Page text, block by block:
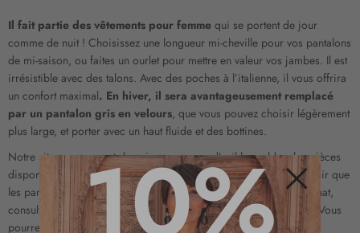
Il fait partie des vêtements pour femme qui se portent de jour
comme de nuit ! Choisissez une longueur mi-cheville pour vos pantalons
de mi-saison, ou faites un ourlet pour mettre en valeur vos jambes. Il est
irrésistible avec des talons. Avec des poches à l’italienne, il vous offrira
un confort maximal. En hiver, il sera avantageusement remplacé
par un pantalon gris en velours, que vous pouvez choisir légèrement
plus large, et porter avec un haut fluide et des bottines.
Notre site vous permet de voir en un coup d’œil les soldes, les pièces
disponibles et les nouveautés femme. Triez les résultats pour ne voir que
les pantalons du coloris qui vous intéresse. Pour faciliter votre achat,
consultez le guide des tailles, ouvenez nous voir en boutique
. Vous
pourrez y découvrir nos nombreux modèles de vêtements et de
Fermer
10%